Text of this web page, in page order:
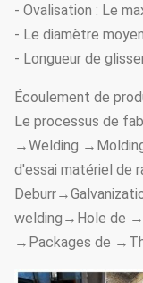
- Ovalisation : Le
- Le diamètre
- Longueur de
Écoulement de
Le processus de
→Welding
d'essai matériel de
welding→Hole de
→Packages de